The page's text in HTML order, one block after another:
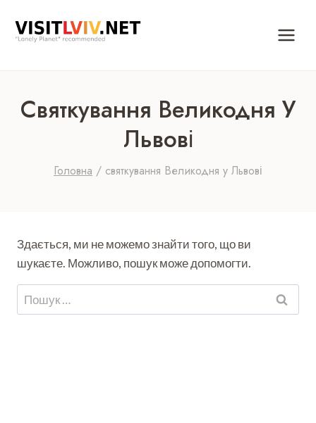
вмісту
Святкування Великодня У
Львові
Головна / святкування Великодня у Львові
Здається, ми не можемо знайти того, що ви
шукаєте. Можливо, пошук може допомогти.
Пошук: